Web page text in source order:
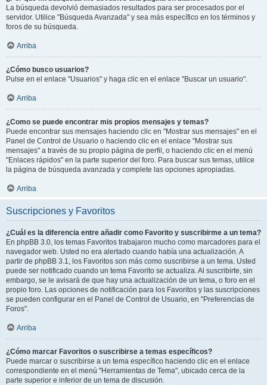
La búsqueda devolvió demasiados resultados para ser procesados por el
servidor. Utilice "Búsqueda Avanzada" y sea más específico en los términos y
foros de su búsqueda.
Arriba
¿Cómo busco usuarios?
Pulse en el enlace "Usuarios" y haga clic en el enlace "Buscar un usuario".
Arriba
¿Como se puede encontrar mis propios mensajes y temas?
Puede encontrar sus mensajes haciendo clic en "Mostrar sus mensajes" en el
Panel de Control de Usuario o haciendo clic en el enlace "Mostrar sus
mensajes" a través de su propio página de perfil, o haciendo clic en el menú
"Enlaces rápidos" en la parte superior del foro. Para buscar sus temas, utilice
la página de búsqueda avanzada y complete las opciones apropiadas.
Arriba
Suscripciones y Favoritos
¿Cuál es la diferencia entre añadir como Favorito y suscribirme a un tema?
En phpBB 3.0, los temas Favoritos trabajaron mucho como marcadores para el
navegador web. Usted no era alertado cuando había una actualización. A
partir de phpBB 3.1, los Favoritos son más como suscribirse a un tema. Usted
puede ser notificado cuando un tema Favorito se actualiza. Al suscribirte, sin
embargo, se le avisará de que hay una actualización de un tema, o foro en el
propio foro. Las opciones de notificación para los Favoritos y las suscripciones
se pueden configurar en el Panel de Control de Usuario, en "Preferencias de
Foros".
Arriba
¿Cómo marcar Favoritos o suscribirse a temas específicos?
Puede marcar o suscribirse a un tema específico haciendo clic en el enlace
correspondiente en el menú "Herramientas de Tema", ubicado cerca de la
parte superior e inferior de un tema de discusión.